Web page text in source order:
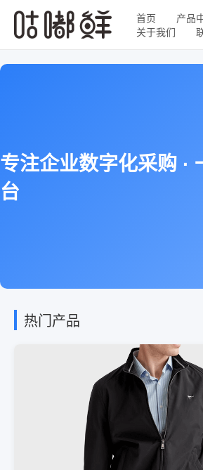
首页 产品
关于我们
专注企业数字化采购 ·
台
热门产品